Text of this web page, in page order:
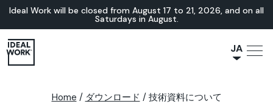
Ideal Work will be closed from August 17 to 21, 2026, and on all
Saturdays in August.
JA
Home / ダウンロード / 技術資料について